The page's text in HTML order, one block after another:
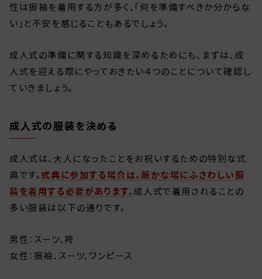
性は振袖を着用する方が多く、「何を準備すべきか分からな
い」と不安を感じることもあるでしょう。
成人式の準備に関する知識を深めるためにも、まずは、成
人式を迎える際にやっておきたい４つのことについて確認し
ていきましょう。
成人式の服装を決める
成人式は、大人になったことをお祝いするための特別な式
典です。 式典に参加する場合は、厳かな場にふさわしい服
装を着用する必要があります。 成人式で着用されることの
多い服装は以下の通りです。
男性：スーツ、袴
女性：振袖、スーツ、ワンピース